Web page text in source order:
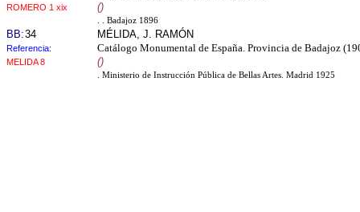
ROMERO 1 xix ()
. . Badajoz 1896
BB:34 MÉLIDA, J. RAMÓN
Referencia: Catálogo Monumental de España. Provincia de Badajoz
MELIDA 8 ()
. Ministerio de Instrucción Pública de Bellas Artes. Madrid 1925